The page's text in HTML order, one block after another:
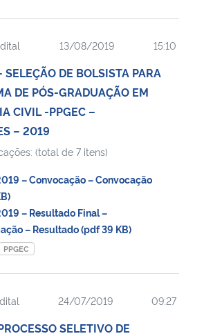
13/08/2019 15:10
DE BOLSISTA PARA
DE PÓS-GRADUAÇÃO EM
CIVIL -PPGEC –
– 2019
(total de 7 itens)
– Convocação – Convocação
– Resultado Final –
– Resultado (pdf 39 KB)
PPGEC
24/07/2019 09:27
SELETIVO DE